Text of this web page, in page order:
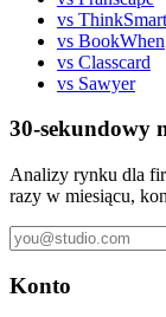
vs ThinkSmart
vs BookWhen
vs Classcard
vs Sawyer
30-sekundowy
Analizy rynku dla
razy w miesiącu,
Konto